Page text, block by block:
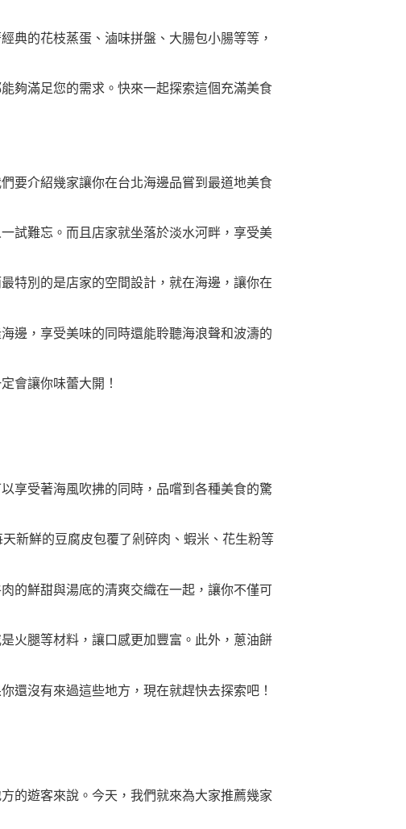
典的花枝蒸蛋、滷味拼盤、大腸包小腸等等，
夠滿足您的需求。快來一起探索這個充滿美食
要介紹幾家讓你在台北海邊品嘗到最道地美食
試難忘。而且店家就坐落於淡水河畔，享受美
特別的是店家的空間設計，就在海邊，讓你在
邊，享受美味的同時還能聆聽海浪聲和波濤的
會讓你味蕾大開！
享受著海風吹拂的同時，品嚐到各種美食的驚
新鮮的豆腐皮包覆了剁碎肉、蝦米、花生粉等
的鮮甜與湯底的清爽交織在一起，讓你不僅可
火腿等材料，讓口感更加豐富。此外，蔥油餅
還沒有來過這些地方，現在就趕快去探索吧！
的遊客來說。今天，我們就來為大家推薦幾家